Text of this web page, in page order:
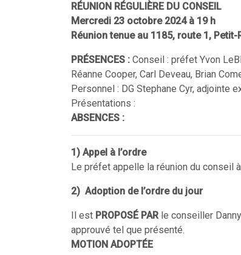
RÉUNION RÉGULIÈRE DU CONSEIL
Mercredi 23 octobre 2024 à 19 h
Réunion tenue au 1185, route 1,
PRÉSENCES : Conseil : préfet Yvon
Réanne Cooper, Carl Deveau, Brian
Personnel : DG Stephane Cyr, adjointe
Présentations :
ABSENCES :
1) Appel à l’ordre
Le préfet appelle la réunion du conseil
2) Adoption de l’ordre du jour
Il est PROPOSÉ PAR le conseiller
approuvé tel que présenté.
MOTION ADOPTÉE